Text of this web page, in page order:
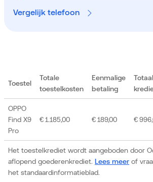
Vergelijk telefoon
Toestel
Totale
toestelkosten
Eenmalige
betaling
Totaal
Het toestelkrediet wordt aangeboden door
aflopend goederenkrediet. Lees meer of
het standaardinformatieblad.
OPPO
Find X9
Pro
€ 1.185,00 € 189,00 €